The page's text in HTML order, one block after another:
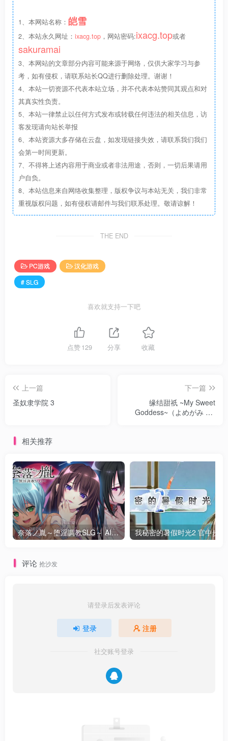
1、本网站名称： 皑雪
2、本站永久网址： ixacg.top ，网站密码:ixacg.top或者
sakuramai
3、本网站的文章部分内容可能来源于网络，仅供大家学习与参
考，如有侵权，请联系站长QQ进行删除处理。谢谢！
4、本站一切资源不代表本站立场，并不代表本站赞同其观点和对
其真实性负责。
5、本站一律禁止以任何方式发布或转载任何违法的相关信息，访
客发现请向站长举报
6、本站资源大多存储在云盘，如发现链接失效，请联系我们我们
会第一时间更新。
7、不得将上述内容用于商业或者非法用途，否则，一切后果请用
户自负。
8、本站信息来自网络收集整理，版权争议与本站无关，我们非常
重视版权问题，如有侵权请邮件与我们联系处理。敬请谅解！
THE END
PC游戏
汉化游戏
# SLG
喜欢就支持一下吧
点赞129 分享 收藏
上一篇
圣奴隶学院 3
下一篇
缘结甜祇 ~My Sweet
Goddess~（よめがみ My
相关推荐
奈落ノ胤～堕淫調教SLG～ AI汉化
评论 抢沙发
请登录后发表评论
登录 注册
社交账号登录